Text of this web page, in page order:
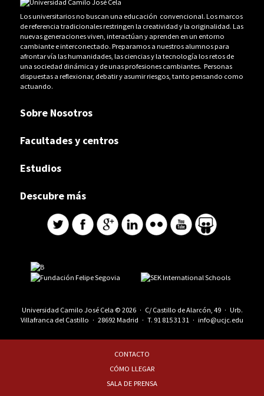
Los universitarios no buscan una educación convencional. Los marcos
de referencia tradicionales restringen la creatividad y la originalidad. Las
nuevas generaciones viven, interactúan y aprenden en un entorno
cambiante e interconectado. Preparamos a nuestros alumnos para
afrontar vía las humanidades, las ciencias y la tecnología los retos de
una sociedad dinámica y de unas profesiones cambiantes. Personas
dispuestas a reflexionar, debatir y asumir riesgos, tanto pensando como
actuando.
Sobre Nosotros
Facultades y centros
Estudios
Descubre más
Universidad Camilo José Cela © 2026 · C/ Castillo de Alarcón, 49 · Urb.
Villafranca del Castillo · 28692 Madrid · T. 91 815 31 31 · info@ucjc.edu
CONTACTO
CÓMO LLEGAR
SALA DE PRENSA